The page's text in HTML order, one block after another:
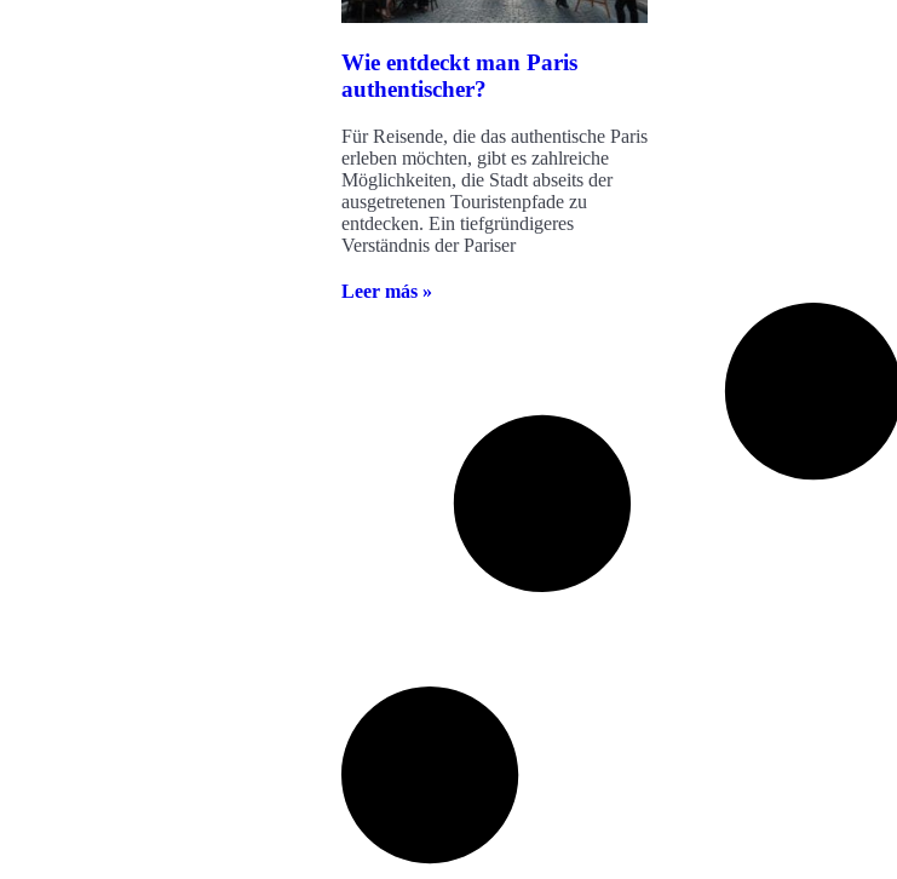
Wie entdeckt man Paris
authentischer?
Für Reisende, die das authentische Paris
erleben möchten, gibt es zahlreiche
Möglichkeiten, die Stadt abseits der
ausgetretenen Touristenpfade zu
entdecken. Ein tiefgründigeres
Verständnis der Pariser
Leer más »